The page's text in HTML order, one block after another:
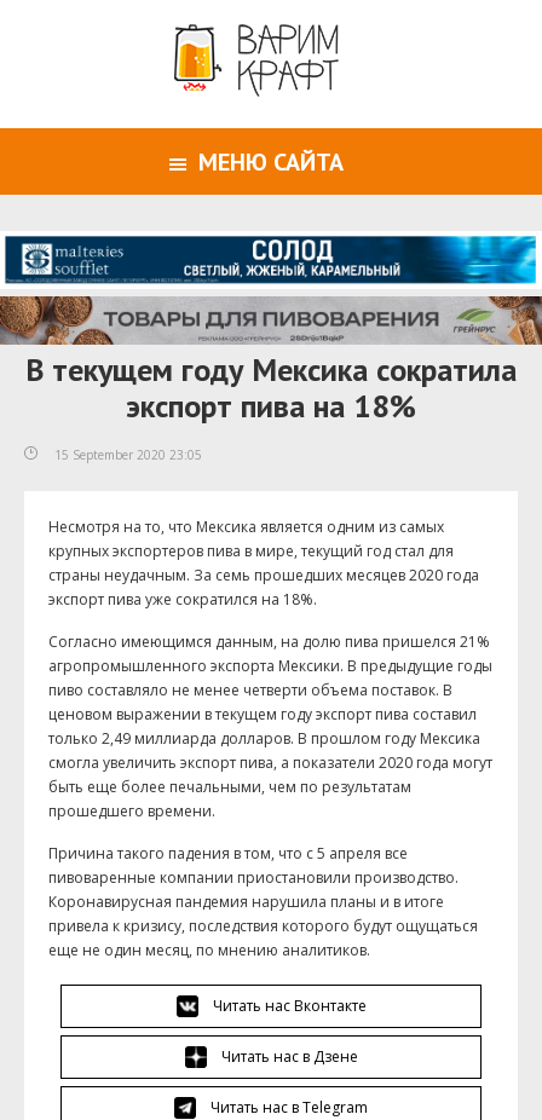
МЕНЮ САЙТА
В текущем году Мексика сократила
экспорт пива на 18%
15 September 2020 23:05
Несмотря на то, что Мексика является одним из самых
крупных экспортеров пива в мире, текущий год стал для
страны неудачным. За семь прошедших месяцев 2020 года
экспорт пива уже сократился на 18%.
Согласно имеющимся данным, на долю пива пришелся 21%
агропромышленного экспорта Мексики. В предыдущие годы
пиво составляло не менее четверти объема поставок. В
ценовом выражении в текущем году экспорт пива составил
только 2,49 миллиарда долларов. В прошлом году Мексика
смогла увеличить экспорт пива, а показатели 2020 года могут
быть еще более печальными, чем по результатам
прошедшего времени.
Причина такого падения в том, что с 5 апреля все
пивоваренные компании приостановили производство.
Коронавирусная пандемия нарушила планы и в итоге
привела к кризису, последствия которого будут ощущаться
еще не один месяц, по мнению аналитиков.
Читать нас Вконтакте
Читать нас в Дзене
Читать нас в Telegram